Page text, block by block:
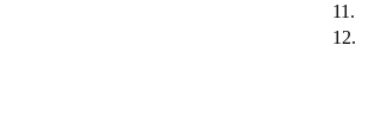
11.
12.